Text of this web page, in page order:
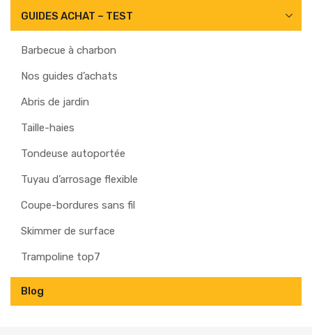
GUIDES ACHAT – TEST
Barbecue à charbon
Nos guides d’achats
Abris de jardin
Taille-haies
Tondeuse autoportée
Tuyau d’arrosage flexible
Coupe-bordures sans fil
Skimmer de surface
Trampoline top7
Blog